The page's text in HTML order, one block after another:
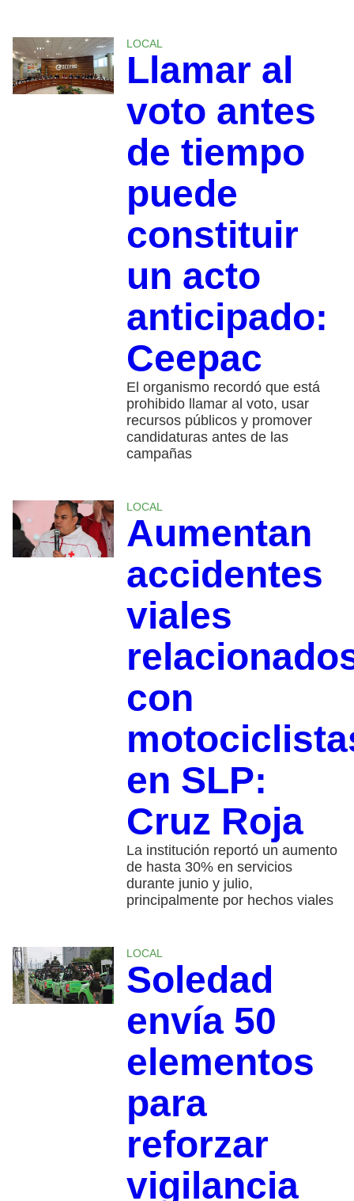
LOCAL
Llamar al
voto antes
de tiempo
puede
constituir
un acto
anticipado:
Ceepac
El organismo recordó que está
prohibido llamar al voto, usar
recursos públicos y promover
candidaturas antes de las
campañas
LOCAL
Aumentan
accidentes
viales
con
en SLP:
Cruz Roja
La institución reportó un aumento
de hasta 30% en servicios
durante junio y julio,
principalmente por hechos viales
LOCAL
Soledad
envía 50
elementos
para
reforzar
vigilancia